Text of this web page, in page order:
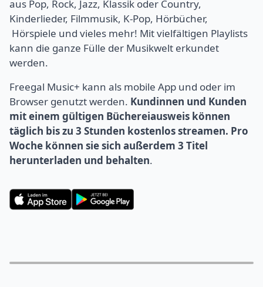
aus Pop, Rock, Jazz, Klassik oder Country,
Kinderlieder, Filmmusik, K-Pop, Hörbücher,
Hörspiele und vieles mehr! Mit vielfältigen Playlists
kann die ganze Fülle der Musikwelt erkundet
werden.
Freegal Music+ kann als mobile App und oder im
Browser genutzt werden. Kundinnen und Kunden
mit einem gültigen Büchereiausweis können
täglich bis zu 3 Stunden kostenlos streamen. Pro
Woche können sie sich außerdem 3 Titel
herunterladen und behalten.